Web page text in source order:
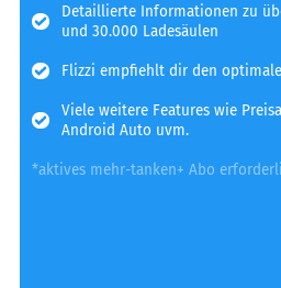
Detaillierte Informationen zu
und 30.000 Ladesäulen
Flizzi empfiehlt dir den
Viele weitere Features wie
Android Auto uvm.
*aktives mehr-tanken+ Abo